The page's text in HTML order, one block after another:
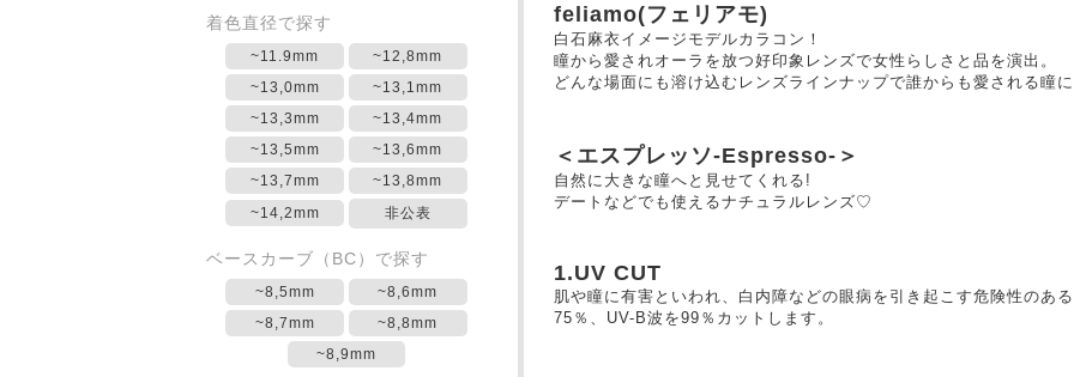
着色直径で探す
~11.9mm
~12,8mm
~13,0mm
~13,1mm
~13,3mm
~13,4mm
~13,5mm
~13,6mm
~13,7mm
~13,8mm
~14,2mm
非公表
ベースカーブ（BC）で探す
~8,5mm
~8,6mm
~8,7mm
~8,8mm
~8,9mm
feliamo(フェリアモ)
白石麻衣イメージモデルカラコン！
瞳から愛されオーラを放つ好印象レンズで女性らしさと品を演出。
どんな場面にも溶け込むレンズラインナップで誰からも愛される瞳
＜エスプレッソ-Espresso-＞
自然に大きな瞳へと見せてくれる!
デートなどでも使えるナチュラルレンズ♡
1.UV CUT
肌や瞳に有害といわれ、白内障などの眼病を引き起こす危険性のあ
75％、UV-B波を99％カットします。